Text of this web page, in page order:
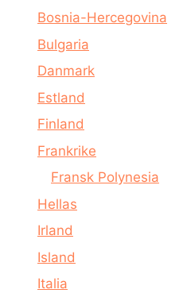
Bosnia-Hercegovina
Bulgaria
Danmark
Estland
Finland
Frankrike
Fransk Polynesia
Hellas
Irland
Island
Italia